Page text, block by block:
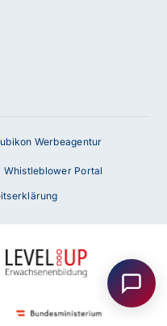
Nehmen Sie jetzt
uns auf Ihre Anfrage.
Werbeagentur
Whistleblower Portal